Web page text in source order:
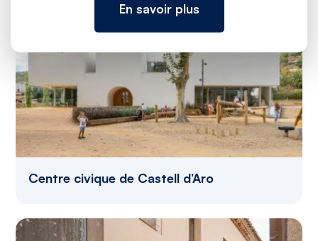
Centre civique de Castell d’Aro
En savoir plus